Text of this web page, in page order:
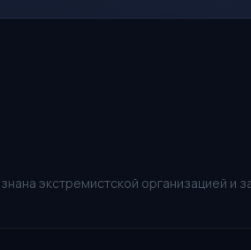
экстремистской организацией и